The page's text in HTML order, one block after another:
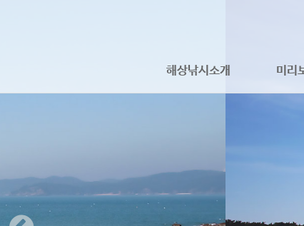
해상낚시소개 미리